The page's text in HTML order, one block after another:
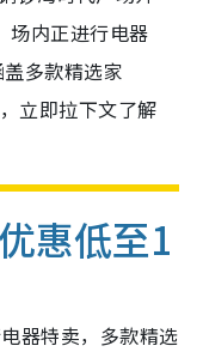
场内正进行电器
多款精选家
立即拉下文了解
惠低至1
器特卖，多款精选